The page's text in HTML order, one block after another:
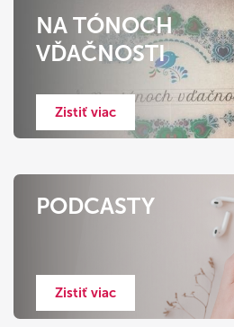
NA TÓNOCH
VĎAČNOSTI
Zistiť viac
PODCASTY
Zistiť viac